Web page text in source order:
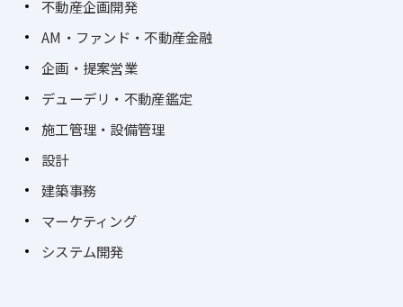
不動産企画開発
AM・ファンド・不動産金融
企画・提案営業
デューデリ・不動産鑑定
施工管理・設備管理
設計
建築事務
マーケティング
システム開発